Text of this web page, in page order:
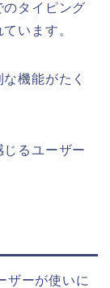
のタイピング
います。
機能がたく
るユーザー
ザーが使いに